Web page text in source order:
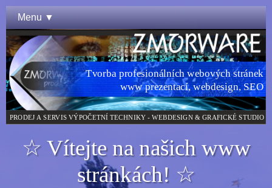
Menu ▼
Tvorba profesionálních webových stránek
www prezentací, webdesign, SEO
PRODEJ A SERVIS VÝPOČETNÍ TECHNIKY - WEBDESIGN & GRAFICKÉ STUDIO
☆ Vítejte na našich www
stránkách! ☆